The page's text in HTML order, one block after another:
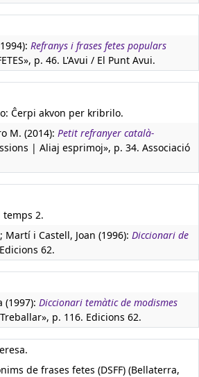
Refranys i frases fetes populars
p. 46. L'Avui / El Punt Avui.
Ĉerpi akvon per kribrilo.
M. (2014): Petit refranyer català-
| Aliaj esprimoj», p. 34. Associació
temps 2.
Martí i Castell, Joan (1996): Diccionari de
62.
(1997): Diccionari temàtic de modismes
p. 116. Edicions 62.
de frases fetes (DSFF) (Bellaterra,